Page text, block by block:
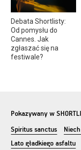
Debata Shortlisty:
Od pomysłu do
Cannes. Jak
zgłaszać się na
festiwale?
Pokazywany w
Spiritus sanctus
Lato gładkiego asfaltu